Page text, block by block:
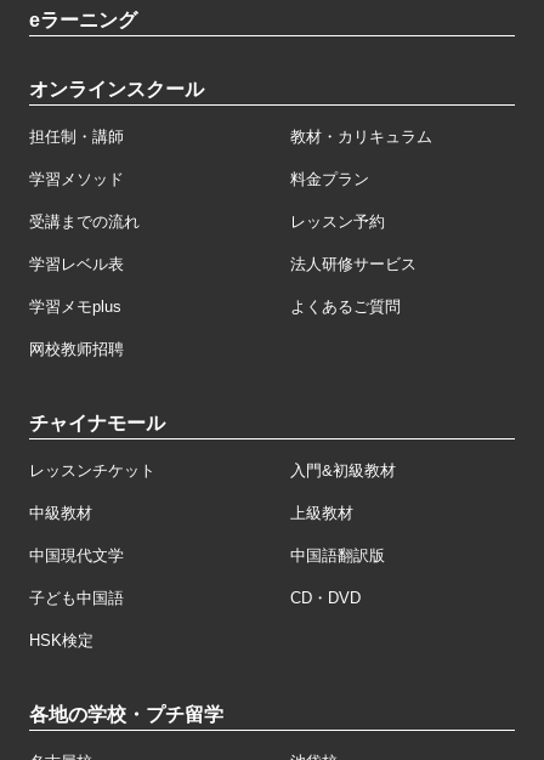
eラーニング
オンラインスクール
担任制・講師 教材・カリキュラム
学習メソッド 料金プラン
受講までの流れ レッスン予約
学習レベル表 法人研修サービス
学習メモplus よくあるご質問
网校教师招聘
チャイナモール
レッスンチケット 入門&初級教材
中級教材 上級教材
中国現代文学 中国語翻訳版
子ども中国語 CD・DVD
HSK検定
各地の学校・プチ留学